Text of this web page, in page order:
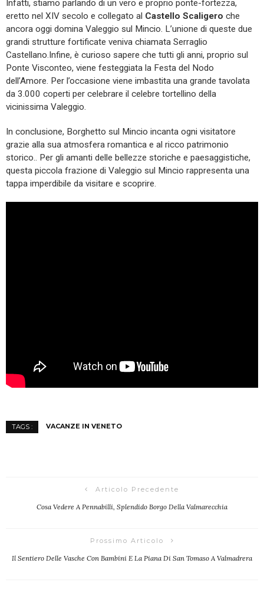
Infatti, stiamo parlando di un vero e proprio ponte-fortezza,
eretto nel XIV secolo e collegato al Castello Scaligero che
ancora oggi domina Valeggio sul Mincio. L’unione di queste due
grandi strutture fortificate veniva chiamata Serraglio
Castellano.Infine, è curioso sapere che tutti gli anni, proprio sul
Ponte Visconteo, viene festeggiata la Festa del Nodo
dell’Amore. Per l’occasione viene imbastita una grande tavolata
da 3.000 coperti per celebrare il celebre tortellino della
vicinissima Valeggio.
In conclusione, Borghetto sul Mincio incanta ogni visitatore
grazie alla sua atmosfera romantica e al ricco patrimonio
storico.. Per gli amanti delle bellezze storiche e paesaggistiche,
questa piccola frazione di Valeggio sul Mincio rappresenta una
tappa imperdibile da visitare e scoprire.
TAGS : VACANZE IN VENETO
Articolo Precedente
Cosa Vedere A Pennabilli, Splendido Borgo Della Valmarecchia
Prossimo Articolo
Il Sentiero Delle Vasche Con Bambini E La Piana Di San Tomaso A Valmadrera